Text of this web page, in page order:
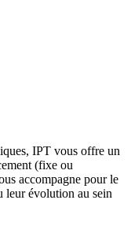
IPT vous offre un
(fixe ou
accompagne pour le
leur évolution au sein